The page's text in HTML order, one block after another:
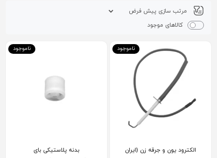
کالاهای موجود
ناموجود
الکترود یون و جرقه زن (ایران
ناموجود
بدنه پلاستیکی بای